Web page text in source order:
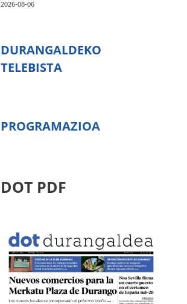
2026-08-06
DURANGALDEKO
TELEBISTA
PROGRAMAZIOA
DOT PDF